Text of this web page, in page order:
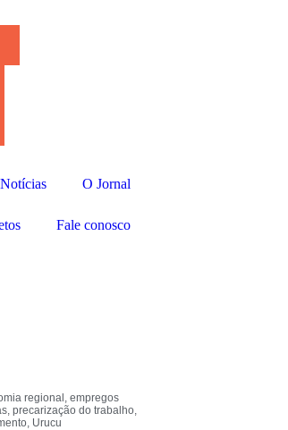
Notícias O Jornal
Fale conosco
regional , empregos
, precarização do trabalho,
, Urucu